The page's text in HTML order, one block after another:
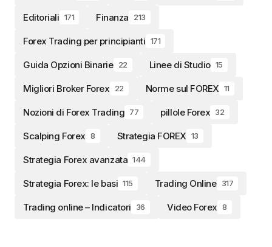
Editoriali 171 Finanza 213
Forex Trading per principianti 171
Guida Opzioni Binarie 22 Linee di Studio 15
Migliori Broker Forex 22 Norme sul FOREX 11
Nozioni di Forex Trading 77 pillole Forex 32
Scalping Forex 8 Strategia FOREX 13
Strategia Forex avanzata 144
Strategia Forex: le basi 115 Trading Online 317
Trading online – Indicatori 36 Video Forex 8